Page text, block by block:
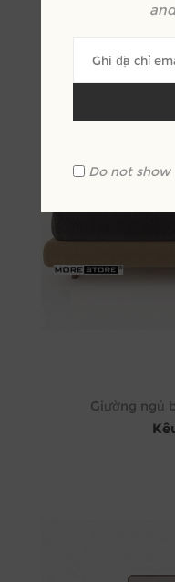
Giường ngủ
Do not show